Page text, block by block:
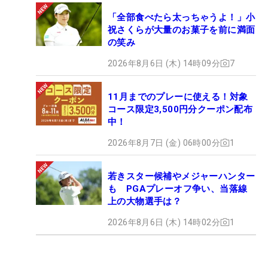
「全部食べたら太っちゃうよ！」小
祝さくらが大量のお菓子を前に満面
の笑み
2026年8月6日 (木) 14時09分 7
11月までのプレーに使える！対象
コース限定3,500円分クーポン配布
中！
2026年8月7日 (金) 06時00分 1
若きスター候補やメジャーハンター
も PGAプレーオフ争い、当落線
上の大物選手は？
2026年8月6日 (木) 14時02分 1